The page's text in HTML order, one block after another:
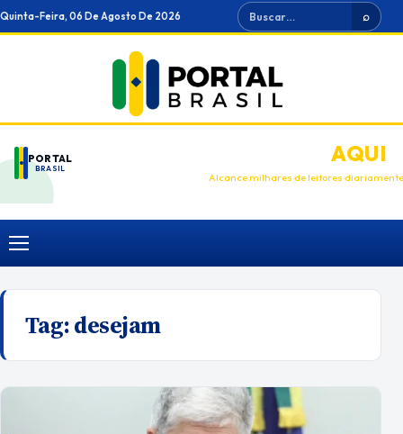
Ir
para
Quinta-Feira, 06 De Agosto De 2026 Buscar ⌕
PORTAL
BRASIL
ANUNCIEAQUI
Alcance milhares de leitores diariamente
Menu
Tag:desejam